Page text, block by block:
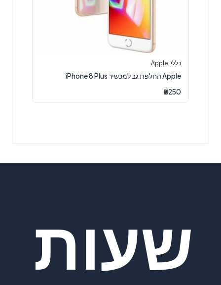
כללי Apple
Apple החלפת גב למכשיר iPhone 8 Plus
₪250
שעות